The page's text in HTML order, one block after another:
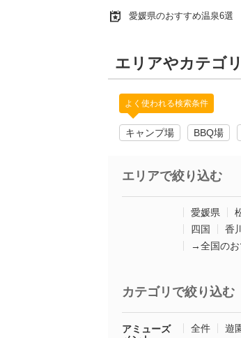
愛媛県のおすすめ温泉6選
エリアやカテゴ
よく使われる検索条件
キャンプ場 BBQ場
エリアで絞り込む
愛媛県
四国
香
→全国のお
カテゴリで絞り込む
アミューズ
全件 遊